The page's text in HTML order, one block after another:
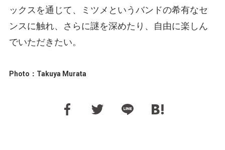
ックスを通じて、ミツメというバンドの希有なセ
ンスに触れ、さらに謎を深めたり、自由に楽しん
でいただきたい。
Photo：Takuya Murata